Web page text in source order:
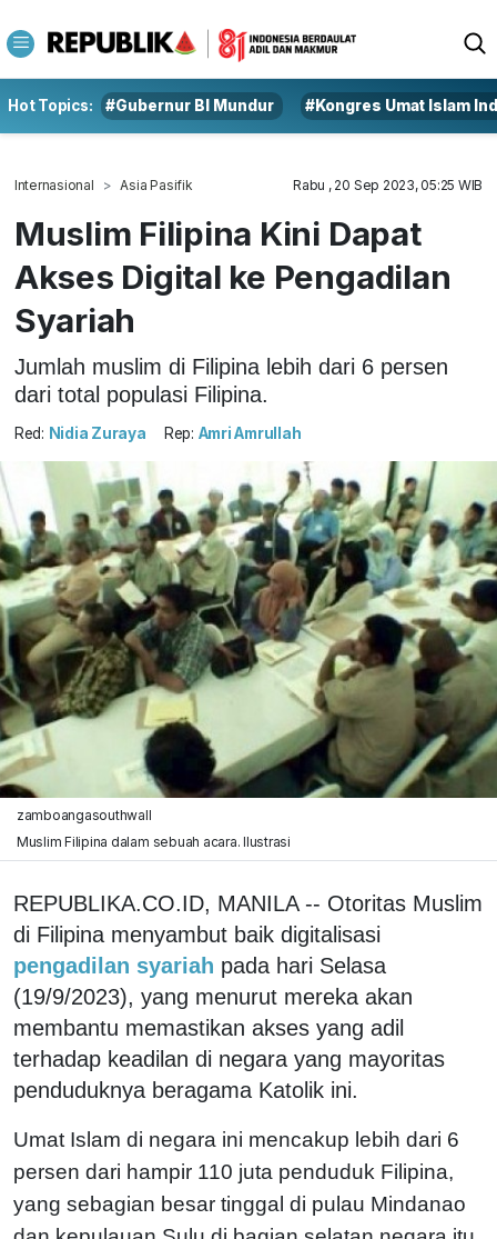
Hot Topics: #Gubernur BI Mundur #Kongres Umat Islam
Internasional Asia Pasifik Rabu , 20 Sep 2023, 05:25 WIB
Muslim Filipina Kini Dapat
Akses Digital ke Pengadilan
Syariah
Jumlah muslim di Filipina lebih dari 6 persen
dari total populasi Filipina.
Red: Nidia Zuraya Rep: Amri Amrullah
zamboangasouthwall
Muslim Filipina dalam sebuah acara. Ilustrasi
REPUBLIKA.CO.ID, MANILA -- Otoritas Muslim
di Filipina menyambut baik digitalisasi
pengadilan syariah pada hari Selasa
(19/9/2023), yang menurut mereka akan
membantu memastikan akses yang adil
terhadap keadilan di negara yang mayoritas
penduduknya beragama Katolik ini.
Umat Islam di negara ini mencakup lebih dari 6
persen dari hampir 110 juta penduduk Filipina,
yang sebagian besar tinggal di pulau Mindanao